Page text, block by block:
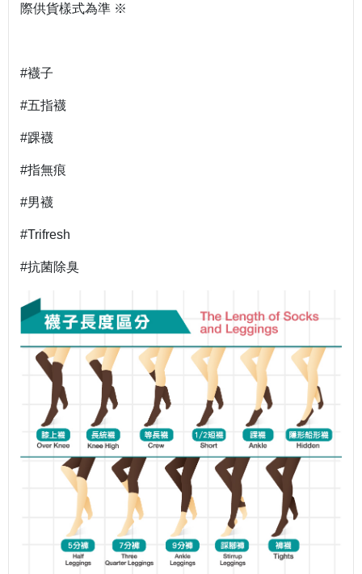
際供貨樣式為準 ※
#襪子
#五指襪
#踝襪
#指無痕
#男襪
#Trifresh
#抗菌除臭